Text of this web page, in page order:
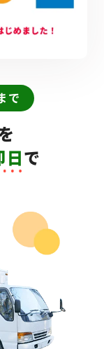
で
で